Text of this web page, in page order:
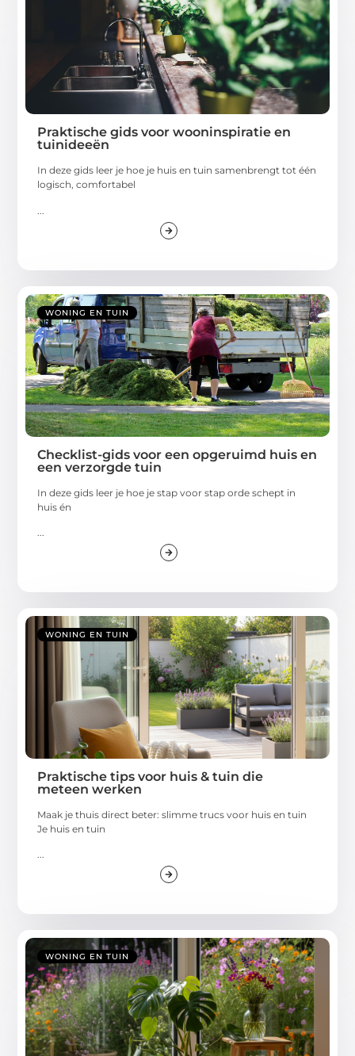
Praktische gids voor wooninspiratie en
tuinideeën
In deze gids leer je hoe je huis en tuin samenbrengt tot één
logisch, comfortabel
WONING EN TUIN
Checklist-gids voor een opgeruimd huis en
een verzorgde tuin
In deze gids leer je hoe je stap voor stap orde schept in
huis én
...
WONING EN TUIN
Praktische tips voor huis & tuin die
meteen werken
Maak je thuis direct beter: slimme trucs voor huis en tuin
Je huis en tuin
...
WONING EN TUIN